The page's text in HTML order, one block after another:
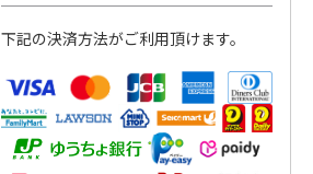
下記の決済方法がご利用頂けます。